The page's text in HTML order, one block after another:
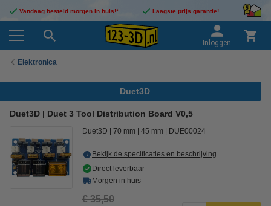
Vandaag besteld morgen in huis!* Laagste prijs garantie!
Inloggen
Elektronica
Duet3D
Duet3D | Duet 3 Tool Distribution Board V0,5
Duet3D 70 mm 45 mm DUE00024
Bekijk de specificaties en beschrijving
Direct leverbaar
Morgen in huis
€ 35,50